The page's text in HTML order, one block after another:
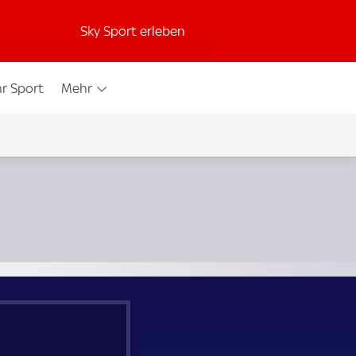
Sky Sport erleben
Sport Mehr